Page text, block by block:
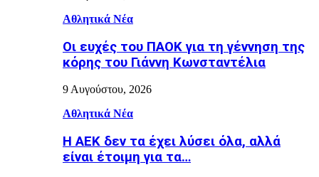
Αθλητικά Νέα
Οι ευχές του ΠΑΟΚ για τη γέννηση της
κόρης του Γιάννη Κωνσταντέλια
9 Αυγούστου, 2026
Αθλητικά Νέα
Η ΑΕΚ δεν τα έχει λύσει όλα, αλλά
είναι έτοιμη για τα…